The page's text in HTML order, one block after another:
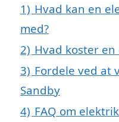
1) Hvad kan en
med?
2) Hvad koster
3) Fordele ved at
Sandby
4) FAQ om